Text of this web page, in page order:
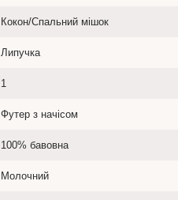
Кокон/Спальний мішок
Липучка
1
Футер з начісом
100% бавовна
Молочний